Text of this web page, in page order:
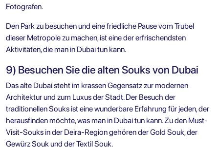
Fotografen.
Den Park zu besuchen und eine friedliche Pause vom Trubel
dieser Metropole zu machen, ist eine der erfrischendsten
Aktivitäten, die man in Dubai tun kann.
9) Besuchen Sie die alten Souks von Dubai
Das alte Dubai steht im krassen Gegensatz zur modernen
Architektur und zum Luxus der Stadt. Der Besuch der
traditionellen Souks ist eine wunderbare Erfahrung für jeden, der
herausfinden möchte, was man in Dubai tun kann. Zu den Must-
Visit-Souks in der Deira-Region gehören der Gold Souk, der
Gewürz Souk und der Textil Souk.